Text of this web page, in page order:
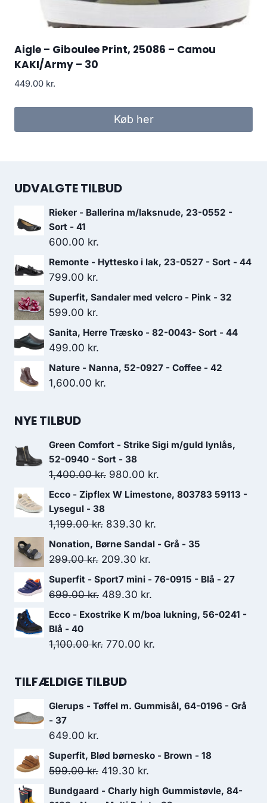
Aigle – Giboulee Print, 25086 – Camou
KAKI/Army – 30
449.00 kr.
Køb her
UDVALGTE TILBUD
Rieker - Ballerina m/laksnude, 23-0552 -
Sort - 41
600.00 kr.
Remonte - Hyttesko i lak, 23-0527 - Sort - 44
799.00 kr.
Superfit, Sandaler med velcro - Pink - 32
599.00 kr.
Sanita, Herre Træsko - 82-0043- Sort - 44
499.00 kr.
Nature - Nanna, 52-0927 - Coffee - 42
1,600.00 kr.
NYE TILBUD
Green Comfort - Strike Sigi m/guld lynlås,
52-0940 - Sort - 38
1,400.00kr. Den
oprindelige
var:
1,400.00 kr..
980.00 kr.
aktuelle
980.00 kr..
Ecco - Zipflex W Limestone, 803783 59113 -
Lysegul - 38
1,199.00kr. Den
oprindelige
pris
1,199.00 kr..
839.30 kr.
aktuelle
Nonation, Børne Sandal - Grå - 35
299.00kr. Den
oprindelige
pris
209.30 kr.
aktuelle
209.30 kr..
Superfit - Sport7 mini - 76-0915 - Blå - 27
699.00kr. Den
oprindelige
var:
489.30 kr.
aktuelle
er:
Ecco - Exostrike K m/boa lukning, 56-0241 -
Blå - 40
1,100.00kr. Den
pris
1,100.00 kr..
770.00 kr.
770.00 kr..
TILFÆLDIGE TILBUD
Glerups - Tøffel m. Gummisål, 64-0196 - Grå
- 37
649.00 kr.
Superfit, Blød børnesko - Brown - 18
599.00kr. Den
oprindelige
419.30 kr.
aktuelle
Bundgaard - Charly high Gummistøvle, 84-